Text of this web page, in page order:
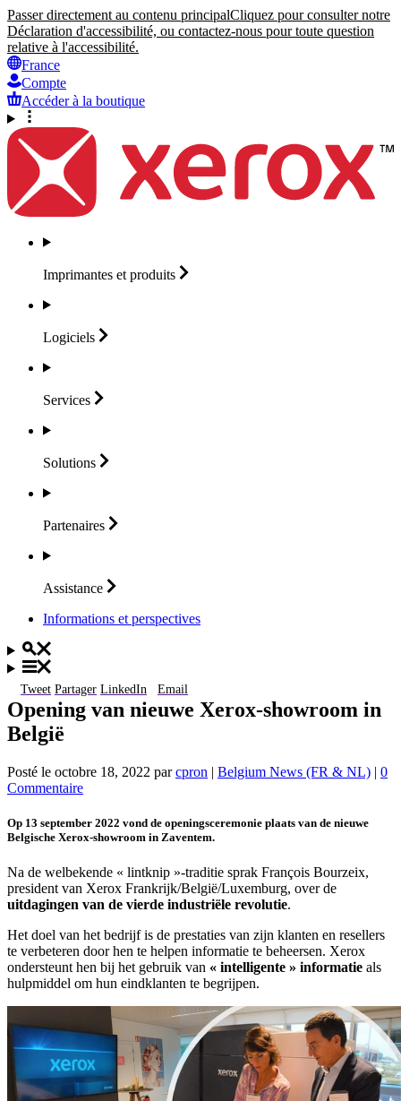
Passer directement au contenu principalCliquez pour consulter notre
Déclaration d'accessibilité, ou contactez-nous pour toute question
relative à l'accessibilité.
France
Compte
Accéder à la boutique
Imprimantes et produits
Logiciels
Services
Solutions
Partenaires
Assistance
Informations et perspectives
Tweet Partager LinkedIn Email
Opening van nieuwe Xerox-showroom in
België
Posté le octobre 18, 2022 parcpron | Belgium News (FR & NL) | 0
Commentaire
Op 13 september 2022 vond de openingsceremonie plaats van de nieuwe
Belgische Xerox-showroom in Zaventem.
Na de welbekende « lintknip »-traditie sprak François Bourzeix,
president van Xerox Frankrijk/België/Luxemburg, over de
uitdagingen van de vierde industriële revolutie.
Het doel van het bedrijf is de prestaties van zijn klanten en resellers
te verbeteren door hen te helpen informatie te beheersen. Xerox
ondersteunt hen bij het gebruik van « intelligente » informatie als
hulpmiddel om hun eindklanten te begrijpen.